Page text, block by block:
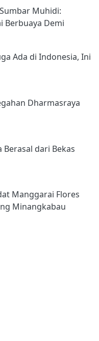
Muhidi:
Berbuaya Demi
Orang Tua
Ada di Indonesia, Ini
Dharmasraya
Berasal dari Bekas
Manggarai Flores
Minangkabau